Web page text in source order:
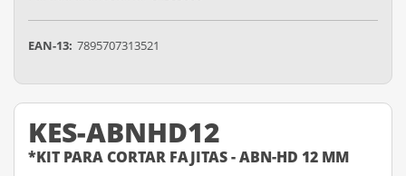
EAN-13: 7895707313521
KES-ABNHD12
*KIT PARA CORTAR FAJITAS - ABN-HD 12 MM